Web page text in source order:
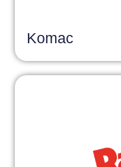
Komac